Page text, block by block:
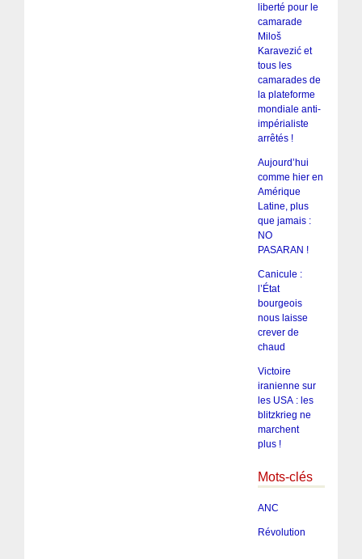
liberté pour le
camarade
Miloš
Karavezić et
tous les
camarades de
la plateforme
mondiale anti-
impérialiste
arrêtés !
Aujourd’hui
comme hier en
Amérique
Latine, plus
que jamais :
NO
PASARAN !
Canicule :
l’État
bourgeois
nous laisse
crever de
chaud
Victoire
iranienne sur
les USA : les
blitzkrieg ne
marchent
plus !
Mots-clés
ANC
Révolution